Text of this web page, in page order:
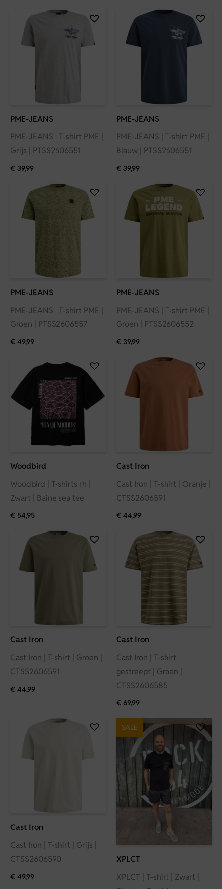
PME-JEANS
PME-JEANS | T-shirt PME |
Grijs | PTSS2606551
€ 39,99
PME-JEANS
PME-JEANS | T-shirt PME |
Blauw | PTSS2606551
€ 39,99
PME-JEANS
PME-JEANS | T-shirt PME |
Groen | PTSS2606557
€ 49,99
PME-JEANS
PME-JEANS | T-shirt PME |
Groen | PTSS2606552
€ 39,99
Woodbird
Woodbird | T-shirts rh |
Zwart | Baine sea tee
€ 54,95
Cast Iron
Cast Iron | T-shirt | Oranje |
CTSS2606591
€ 44,99
Cast Iron
Cast Iron | T-shirt | Groen |
CTSS2606591
€ 44,99
Cast Iron
Cast Iron | T-shirt
gestreept | Groen |
CTSS2606585
€ 69,99
Cast Iron
Cast Iron | T-shirt | Grijs |
CTSS2606590
€ 49,99
XPLCT
SALE
XPLCT | T-shirt | Zwart |